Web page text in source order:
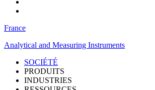
France
Analytical and Measuring Instruments
SOCIÉTÉ
PRODUITS
INDUSTRIES